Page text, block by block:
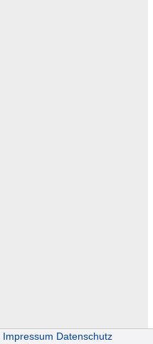
Impressum Datenschutz